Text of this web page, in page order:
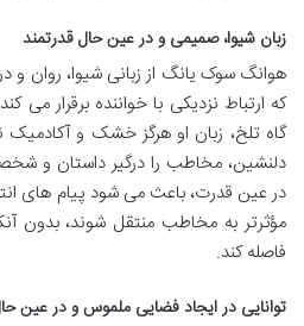
زبان شیوا، صمیمی و در عین حال قدرتمند
هوانگ سوک یانگ از زبانی شیوا، روان
که ارتباط نزدیکی با خواننده برقرار
گاه تلخ، زبان او هرگز خشک و آکادمیک
دلنشین، مخاطب را درگیر داستان و
در عین قدرت، باعث می شود پیام های
مؤثرتر به مخاطب منتقل شوند، بدون
فاصله کند.
توانایی در ایجاد فضایی ملموس و در عین